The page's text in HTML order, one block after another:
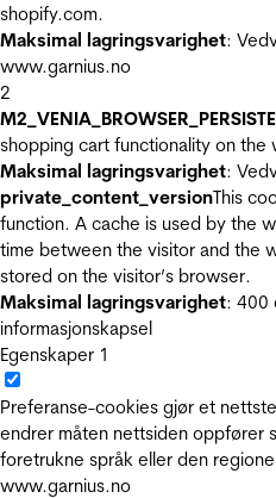
shopify.com.
Maksimal lagringsvarighet:
www.garnius.no
2
shopping cart functionality on the
Maksimal lagringsvarighet:
private_content_versionThis
function. A cache is used by the
time between the visitor and the
stored on the visitor’s browser.
Maksimal lagringsvarighet: 400
informasjonskapsel
Egenskaper 1
Preferanse-cookies gjør et
endrer måten nettsiden oppfører
foretrukne språk eller den
www.garnius.no